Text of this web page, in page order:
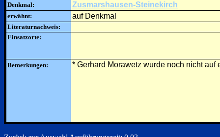
Denkmal: Zusmarshausen-Steinekirch
erwähnt: auf Denkmal
Literaturnachweis:
Einsatzorte:
Bemerkungen: * Gerhard Morawetz wurde noch nicht